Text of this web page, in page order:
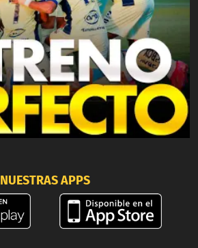
NUESTRAS APPS